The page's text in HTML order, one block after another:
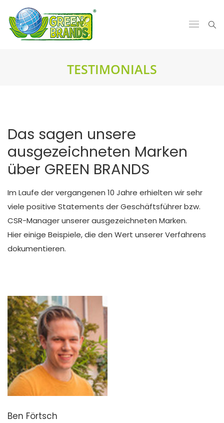
TESTIMONIALS
Das sagen unsere
ausgezeichneten Marken
über GREEN BRANDS
Im Laufe der vergangenen 10 Jahre erhielten wir sehr
viele positive Statements der Geschäftsführer bzw.
CSR-Manager unserer ausgezeichneten Marken.
Hier einige Beispiele, die den Wert unserer Verfahrens
dokumentieren.
Ben Förtsch